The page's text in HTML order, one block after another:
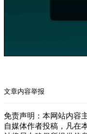
文章内容举报
免责声明：本网站内容
自媒体作者投稿，凡在